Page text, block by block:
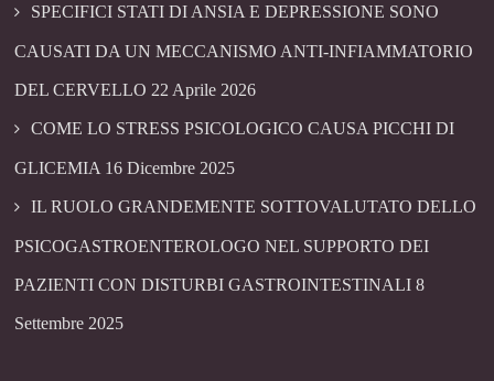
SPECIFICI STATI DI ANSIA E DEPRESSIONE SONO
CAUSATI DA UN MECCANISMO ANTI-INFIAMMATORIO
DEL CERVELLO 22 Aprile 2026
COME LO STRESS PSICOLOGICO CAUSA PICCHI DI
GLICEMIA 16 Dicembre 2025
IL RUOLO GRANDEMENTE SOTTOVALUTATO DELLO
PSICOGASTROENTEROLOGO NEL SUPPORTO DEI
PAZIENTI CON DISTURBI GASTROINTESTINALI 8
Settembre 2025